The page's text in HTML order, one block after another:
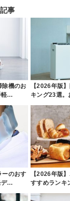
事
除機のお
軽…
【2026年版
キング23選
ーのおす
デ…
【2026年版
すすめランキ